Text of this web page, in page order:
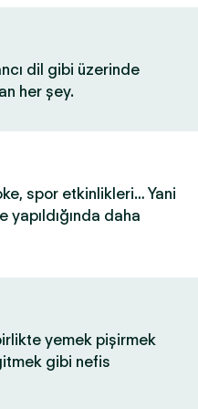
dil gibi üzerinde
her şey.
spor etkinlikleri… Yani
yapıldığında daha
yemek pişirmek
gibi nefis